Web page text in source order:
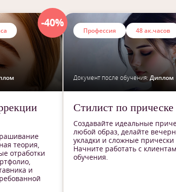
-40%
теория,
отработки
и
Профессия 48 ак.часов
Документ после обучения:Диплом
Стилист по прическе
Создавайте идеальные
любой образ, делайте
укладки и сложные прически
Начните работать с
обучения.